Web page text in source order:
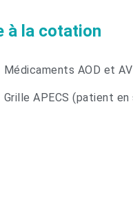
à la cotation
Médicaments AOD et
Grille APECS (patient